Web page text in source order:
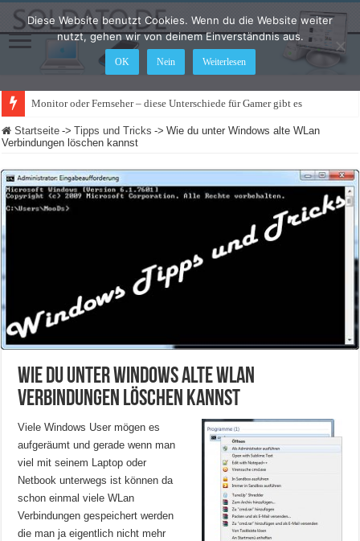
Monitor oder Fernseher – diese Unterschiede für Gamer gibt es
Startseite -> Tipps und Tricks -> Wie du unter Windows alte WLan
Verbindungen löschen kannst
Wie du unter Windows alte WLan
Verbindungen löschen kannst
Viele Windows User mögen es
aufgeräumt und gerade wenn man
viel mit seinem Laptop oder
Netbook unterwegs ist können da
schon einmal viele WLan
Verbindungen gespeichert werden
die man ja eigentlich nicht mehr
Diese Website benutzt Cookies. Wenn du die Website weiter
nutzt, gehen wir von deinem Einverständnis aus.
OK Nein Weiterlesen